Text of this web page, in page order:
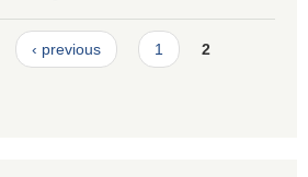
‹ previous 1 2